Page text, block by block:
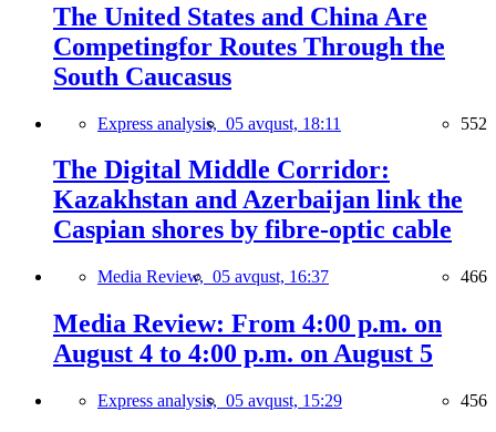
The United States and China Are
Competingfor Routes Through the
South Caucasus
Express analysis, 05 avqust, 18:11 552
The Digital Middle Corridor:
Kazakhstan and Azerbaijan link the
Caspian shores by fibre-optic cable
Media Review, 05 avqust, 16:37 466
Media Review: From 4:00 p.m. on
August 4 to 4:00 p.m. on August 5
Express analysis, 05 avqust, 15:29 456